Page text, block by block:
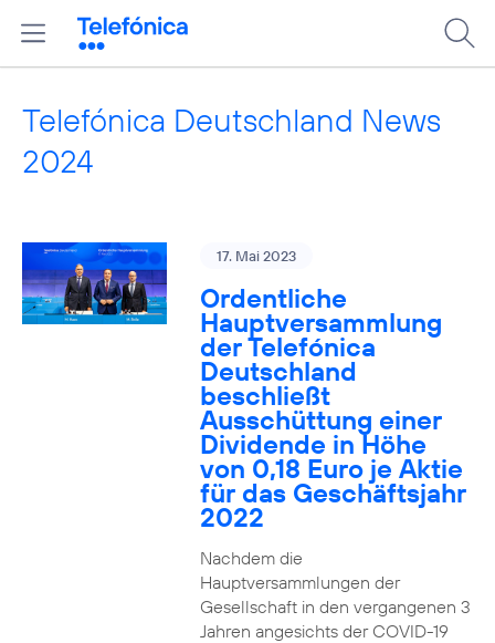
Telefónica Deutschland News
2024
17. Mai 2023
Ordentliche
Hauptversammlung
der Telefónica
Deutschland
beschließt
Ausschüttung einer
Dividende in Höhe
von 0,18 Euro je Aktie
für das Geschäftsjahr
2022
Nachdem die
Hauptversammlungen der
Gesellschaft in den vergangenen 3
Jahren angesichts der COVID-19